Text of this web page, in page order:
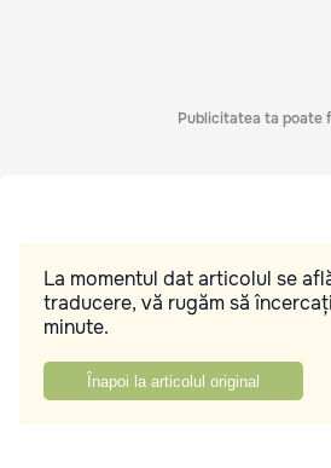
Publicitatea ta poate
La momentul dat articolul se
traducere, vă rugăm să
minute.
Înapoi la articolul original